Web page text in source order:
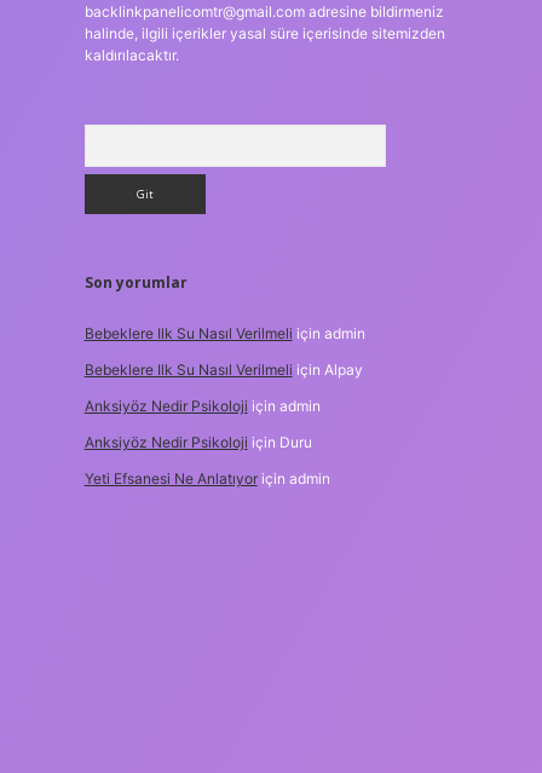
backlinkpanelicomtr@gmail.comadresine bildirmeniz
halinde, ilgili içerikler yasal süre içerisinde sitemizden
kaldırılacaktır.
Son yorumlar
Bebeklere Ilk Su Nasıl Verilmeli için admin
Bebeklere Ilk Su Nasıl Verilmeli için Alpay
Anksiyöz Nedir Psikoloji için admin
Anksiyöz Nedir Psikoloji için Duru
Yeti Efsanesi Ne Anlatıyoriçin admin